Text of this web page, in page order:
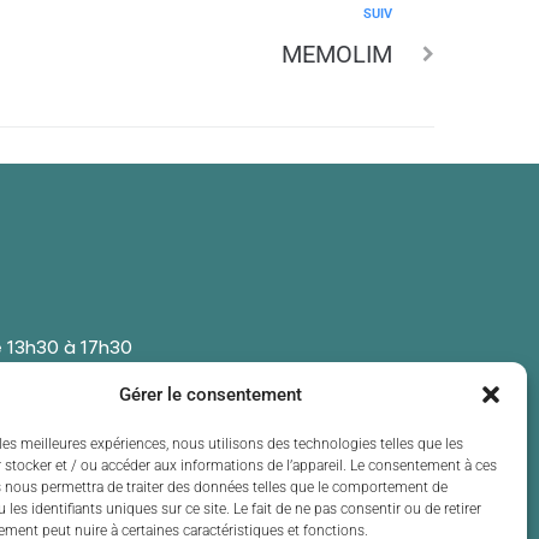
Gérer le consentement
meilleures expériences, nous utilisons des technologies telles que les
et / ou accéder aux informations de l’appareil. Le consentement à ces
permettra de traiter des données telles que le comportement de
les identifiants uniques sur ce site. Le fait de ne pas consentir ou de retirer
peut nuire à certaines caractéristiques et fonctions.
SUIV
MEMOLIM
à 17h30
à 17h30
13h30 à 17h30
à 17h30
de 13h30 à 17h30